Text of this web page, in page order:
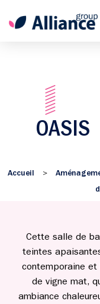
OASIS
Accueil >
Cette salle de
teintes
contemporaine
de vigne mat,
ambiance